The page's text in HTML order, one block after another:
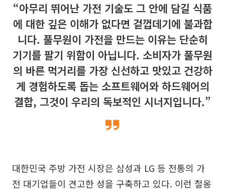
“아무리 뛰어난 가전 기술도 그 안에 담길 식품
에 대한 깊은 이해가 없다면 겉껍데기에 불과합
니다. 풀무원이 가전을 만드는 이유는 단순히
기기를 팔기 위함이 아닙니다. 소비자가 풀무원
의 바른 먹거리를 가장 신선하고 맛있고 건강하
게 경험하도록 돕는 소프트웨어와 하드웨어의
결합, 그것이 우리의 독보적인 시너지입니다.”
대한민국 주방 가전 시장은 삼성과 LG 등 전통의 가
전 대기업들이 견고한 성을 구축하고 있다. 이런 철옹